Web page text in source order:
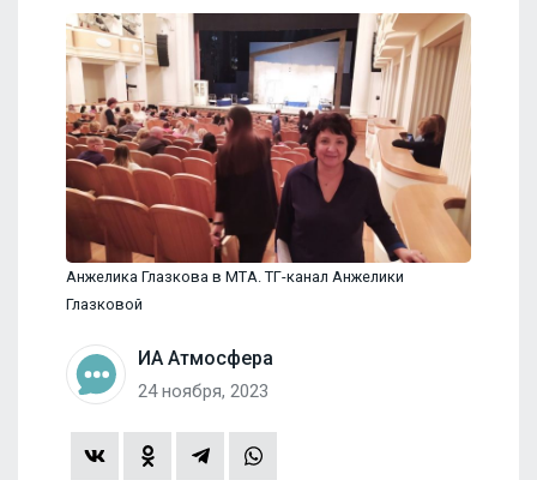
Анжелика Глазкова в МТА. ТГ-канал Анжелики
Глазковой
ИА Атмосфера
24 ноября, 2023